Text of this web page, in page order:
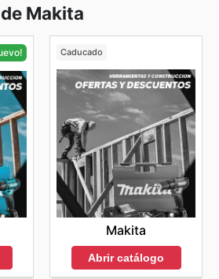
Makita
Caducado
Makita
Abrir catálogo